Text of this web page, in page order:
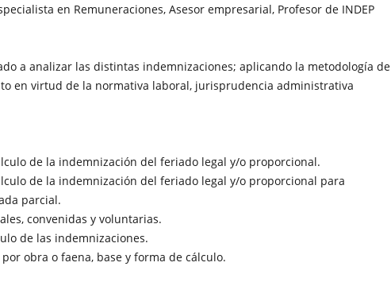
en Remuneraciones, Asesor empresarial, Profesor de INDEP
a analizar las distintas indemnizaciones; aplicando la metodología de
en virtud de la normativa laboral, jurisprudencia administrativa
de la indemnización del feriado legal y/o proporcional.
de la indemnización del feriado legal y/o proporcional para
parcial.
convenidas y voluntarias.
de las indemnizaciones.
obra o faena, base y forma de cálculo.